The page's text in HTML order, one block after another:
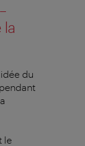
la
du
le